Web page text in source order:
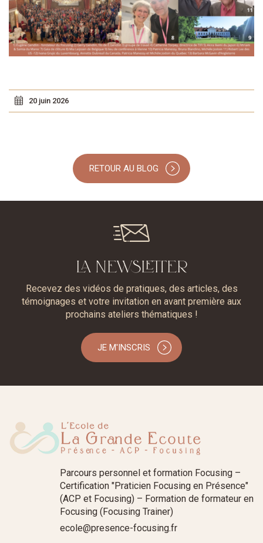
20 juin 2026
RETOUR AU BLOG
LA NEWSLETTER
Recevez des vidéos de pratiques, des articles, des
témoignages et votre invitation en avant première aux
prochains ateliers thématiques !
JE M'INSCRIS
Parcours personnel et formation Focusing –
Certification "Praticien Focusing en Présence"
(ACP et Focusing) – Formation de formateur en
Focusing (Focusing Trainer)
ecole@presence-focusing.fr